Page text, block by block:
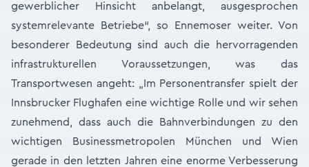
gewerblicher Hinsicht anbelangt, ausgesprochen
systemrelevante Betriebe“, so Ennemoser weiter. Von
besonderer Bedeutung sind auch die hervorragenden
infrastrukturellen Voraussetzungen, was das
Transportwesen angeht: „Im Personentransfer spielt der
Innsbrucker Flughafen eine wichtige Rolle und wir sehen
zunehmend, dass auch die Bahnverbindungen zu den
wichtigen Businessmetropolen München und Wien
gerade in den letzten Jahren eine enorme Verbesserung